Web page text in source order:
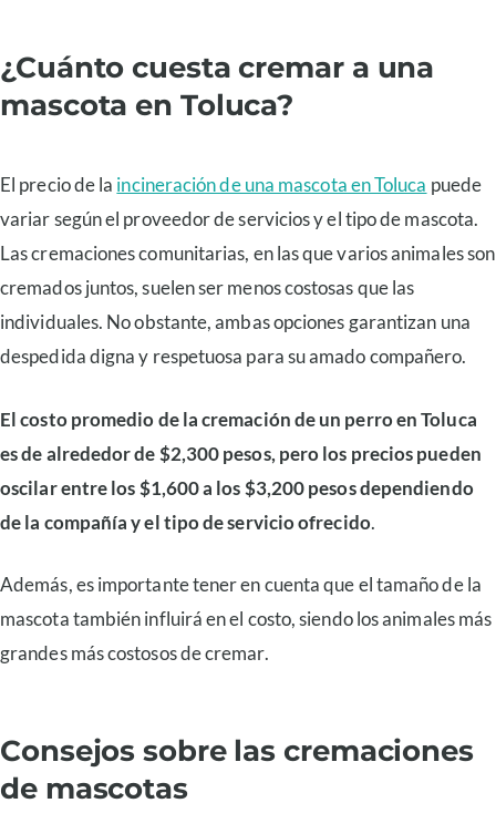
¿Cuánto cuesta cremar a una
mascota en Toluca?
El precio de la incineración de una mascota en Toluca puede
variar según el proveedor de servicios y el tipo de mascota.
Las cremaciones comunitarias, en las que varios animales son
cremados juntos, suelen ser menos costosas que las
individuales. No obstante, ambas opciones garantizan una
despedida digna y respetuosa para su amado compañero.
El costo promedio de la cremación de un perro en Toluca
es de alrededor de $2,300 pesos, pero los precios pueden
oscilar entre los $1,600 a los $3,200 pesos dependiendo
de la compañía y el tipo de servicio ofrecido.
Además, es importante tener en cuenta que el tamaño de la
mascota también influirá en el costo, siendo los animales más
grandes más costosos de cremar.
Consejos sobre las cremaciones
de mascotas